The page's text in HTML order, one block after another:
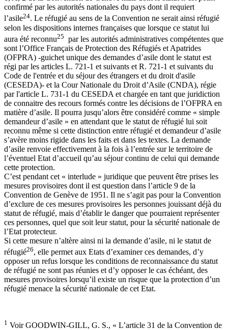
confirmé par les autorités nationales du pays dont il requiert
l’asile24. Le réfugié au sens de la Convention ne serait ainsi réfugié
selon les dispositions internes françaises que lorsque ce statut lui
aura été reconnu25 par les autorités administratives compétentes que
sont l’Office Français de Protection des Réfugiés et Apatrides
(OFPRA) -guichet unique des demandes d’asile dont le statut est
régi par les articles L. 721-1 et suivants et R. 721-1 et suivants du
Code de l'entrée et du séjour des étrangers et du droit d'asile
(CESEDA)- et la Cour Nationale du Droit d’Asile (CNDA), régie
par l'article L. 731-1 du CESEDA et chargée en tant que juridiction
de connaitre des recours formés contre les décisions de l’OFPRA en
matière d’asile. Il pourra jusqu’alors être considéré comme « simple
demandeur d’asile » en attendant que le statut de réfugié lui soit
reconnu même si cette distinction entre réfugié et demandeur d’asile
s’avère moins rigide dans les faits et dans les textes. La demande
d’asile renvoie effectivement à la fois à l’entrée sur le territoire de
l’éventuel Etat d’accueil qu’au séjour continu de celui qui demande
cette protection.
C’est pendant cet « interlude » juridique que peuvent être prises les
mesures provisoires dont il est question dans l’article 9 de la
Convention de Genève de 1951. Il ne s’agit pas pour la Convention
d’exclure de ces mesures provisoires les personnes jouissant déjà du
statut de réfugié, mais d’établir le danger que pourraient représenter
ces personnes, quel que soit leur statut, pour la sécurité nationale de
l’Etat protecteur.
Si cette mesure n’altère ainsi ni la demande d’asile, ni le statut de
réfugié26, elle permet aux Etats d’examiner ces demandes, d’y
opposer un refus lorsque les conditions de reconnaissance du statut
de réfugié ne sont pas réunies et d’y opposer le cas échéant, des
mesures provisoires lorsqu’il existe un risque que la protection d’un
réfugié menace la sécurité nationale de cet Etat.
1 Voir GOODWIN-GILL, G. S., « L’article 31 de la Convention de